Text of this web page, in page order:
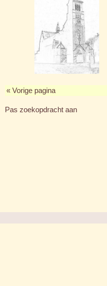
« Vorige pagina
Pas zoekopdracht aan